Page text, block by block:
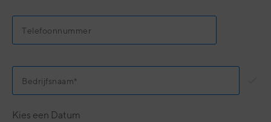
Kies een Datum